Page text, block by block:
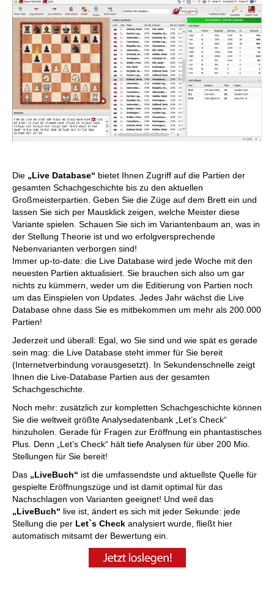
Die „Live Database“ bietet Ihnen Zugriff auf die Partien der
gesamten Schachgeschichte bis zu den aktuellen
Großmeisterpartien. Geben Sie die Züge auf dem Brett ein und
lassen Sie sich per Mausklick zeigen, welche Meister diese
Variante spielen. Schauen Sie sich im Variantenbaum an, was in
der Stellung Theorie ist und wo erfolgversprechende
Nebenvarianten verborgen sind!
Immer up-to-date: die Live Database wird jede Woche mit den
neuesten Partien aktualisiert. Sie brauchen sich also um gar
nichts zu kümmern, weder um die Editierung von Partien noch
um das Einspielen von Updates. Jedes Jahr wächst die Live
Database ohne dass Sie es mitbekommen um mehr als 200.000
Partien!
Jederzeit und überall: Egal, wo Sie sind und wie spät es gerade
sein mag: die Live Database steht immer für Sie bereit
(Internetverbindung vorausgesetzt). In Sekundenschnelle zeigt
Ihnen die Live-Database Partien aus der gesamten
Schachgeschichte.
Noch mehr: zusätzlich zur kompletten Schachgeschichte können
Sie die weltweit größte Analysedatenbank „Let’s Check“
hinzuholen. Gerade für Fragen zur Eröffnung ein phantastisches
Plus. Denn „Let’s Check“ hält tiefe Analysen für über 200 Mio.
Stellungen für Sie bereit!
Das „LiveBuch“ ist die umfassendste und aktuellste Quelle für
gespielte Eröffnungszüge und ist damit optimal für das
Nachschlagen von Varianten geeignet! Und weil das
„LiveBuch“ live ist, ändert es sich mit jeder Sekunde: jede
Stellung die per Let`s Check analysiert wurde, fließt hier
automatisch mitsamt der Bewertung ein.